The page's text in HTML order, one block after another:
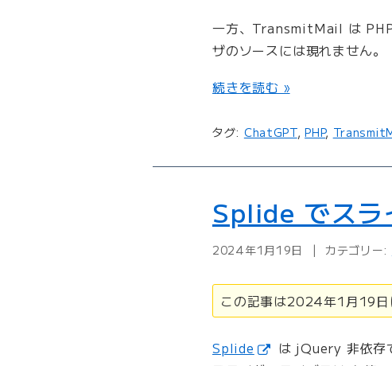
一方、TransmitMail は PHP
ザのソースには現れません。
“
r
a
n
m
i
M
l
パ
続きを読む »
タグ: ChatGPT,PHP,
Splide でスラ
2024年1月19日 カテゴリー:
この記事は2024年1月19日
Splide
は jQuery 非依存